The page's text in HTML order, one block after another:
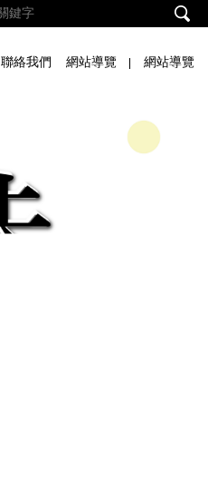
聯絡我們 網站導覽 網站導覽